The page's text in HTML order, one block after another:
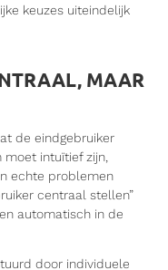
keuzes uiteindelijk
MAAR
de eindgebruiker
moet intuïtief zijn,
echte problemen
centraal stellen”
automatisch in de
door individuele